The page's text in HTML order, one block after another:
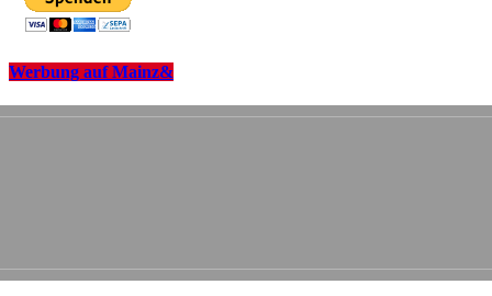
Werbung auf Mainz&